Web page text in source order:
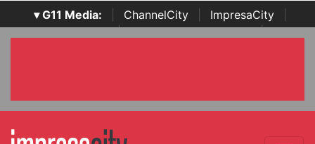
▾ G11 Media: ChannelCity ImpresaCity
SecurityOpenLab | Italian Channel Awards | Italian